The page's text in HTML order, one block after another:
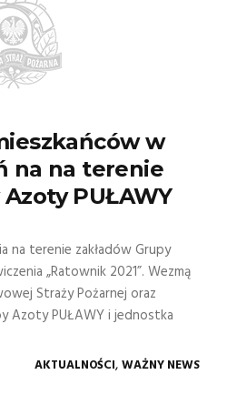
w
na na terenie
PUŁAWY
na terenie zakładów Grupy
„Ratownik 2021”. Wezmą
Straży Pożarnej oraz
Azoty PUŁAWY i jednostka
AKTUALNOŚCI,WAŻNY NEWS